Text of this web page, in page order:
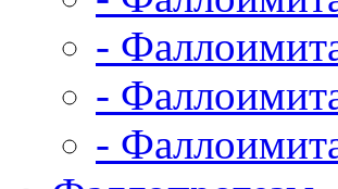
-
-
-